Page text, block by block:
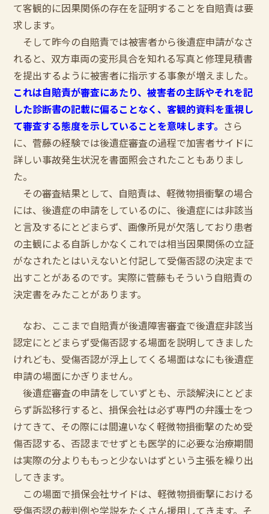
て客観的に因果関係の存在を証明することを自賠責は要
求します。
そして昨今の自賠責では被害者から後遺症申請がなさ
れると、双方車両の変形具合を知れる写真と修理見積書
を提出するように被害者に指示する事象が増えました。
これは自賠責が審査にあたり、被害者の主訴やそれを記
した診断書の記載に偏ることなく、客観的資料を重視し
て審査する態度を示していることを意味します。 さら
に、菅藤の経験では後遺症審査の過程で加害者サイドに
詳しい事故発生状況を書面照会されたこともありまし
た。
その審査結果として、自賠責は、軽微物損衝撃の場合
には、後遺症の申請をしているのに、後遺症には非該当
と言及するにとどまらず、画像所見が欠落しており患者
の主観による自訴しかなくこれでは相当因果関係の立証
がなされたとはいえないと付記して受傷否認の決定まで
出すことがあるのです。実際に菅藤もそういう自賠責の
決定書をみたことがあります。
なお、ここまで自賠責が後遺障害審査で後遺症非該当
認定にとどまらず受傷否認する場面を説明してきました
けれども、受傷否認が浮上してくる場面はなにも後遺症
申請の場面にかぎりません。
後遺症審査の申請をしていずとも、示談解決にとどま
らず訴訟移行すると、損保会社は必ず専門の弁護士をつ
けてきて、その際には間違いなく軽微物損衝撃のため受
傷否認する、否認までせずとも医学的に必要な治療期間
は実際の分よりももっと少ないはずという主張を繰り出
してきます。
この場面で損保会社サイドは、軽微物損衝撃における
受傷否認の裁判例や学説をたくさん援用してきます。そ